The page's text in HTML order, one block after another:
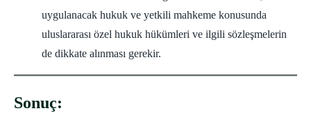
uygulanacak hukuk ve yetkili mahkeme konusunda
uluslararası özel hukuk hükümleri ve ilgili sözleşmelerin
de dikkate alınması gerekir.
Sonuç: